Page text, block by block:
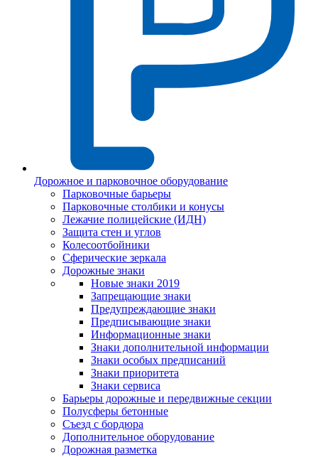
Дорожное и парковочное оборудование
Парковочные барьеры
Парковочные столбики и конусы
Лежачие полицейские (ИДН)
Защита стен и углов
Колесоотбойники
Сферические зеркала
Дорожные знаки
Новые знаки 2019
Запрещающие знаки
Предупреждающие знаки
Предписывающие знаки
Информационные знаки
Знаки дополнительной информации
Знаки особых предписаний
Знаки приоритета
Знаки сервиса
Барьеры дорожные и передвижные секции
Полусферы бетонные
Съезд с бордюра
Дополнительное оборудование
Дорожная разметка